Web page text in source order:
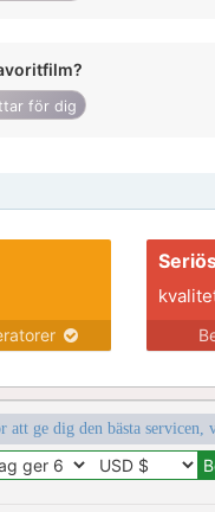
för dig
att ge dig den bästa servicen,